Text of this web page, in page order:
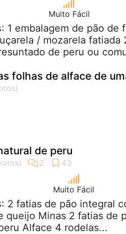
Muito Fácil
: 1 embalagem de pão de
/ mozarela fatiada
de peru ou
folhas de alface de
de peru
Muito Fácil
: 2 fatias de pão integral
queijo Minas 2 fatias de
Alface 4 rodelas...